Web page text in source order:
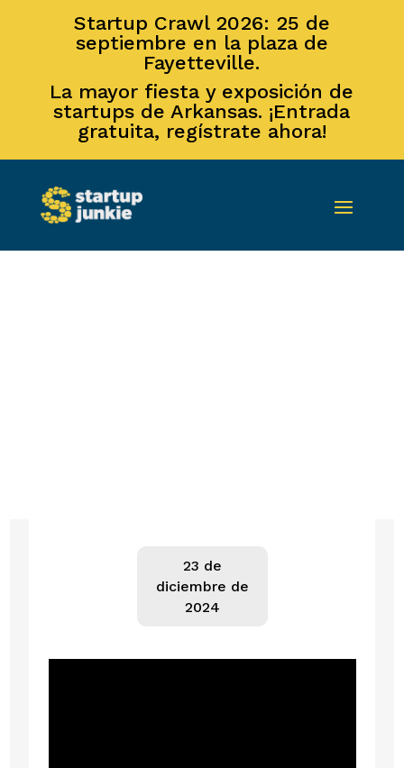
Startup Crawl 2026: 25 de
septiembre en la plaza de
Fayetteville.
La mayor fiesta y exposición de
startups de Arkansas. ¡Entrada
gratuita, regístrate ahora!
23 de
diciembre de
2024